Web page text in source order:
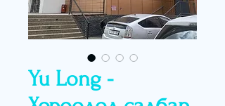
Yu Long -